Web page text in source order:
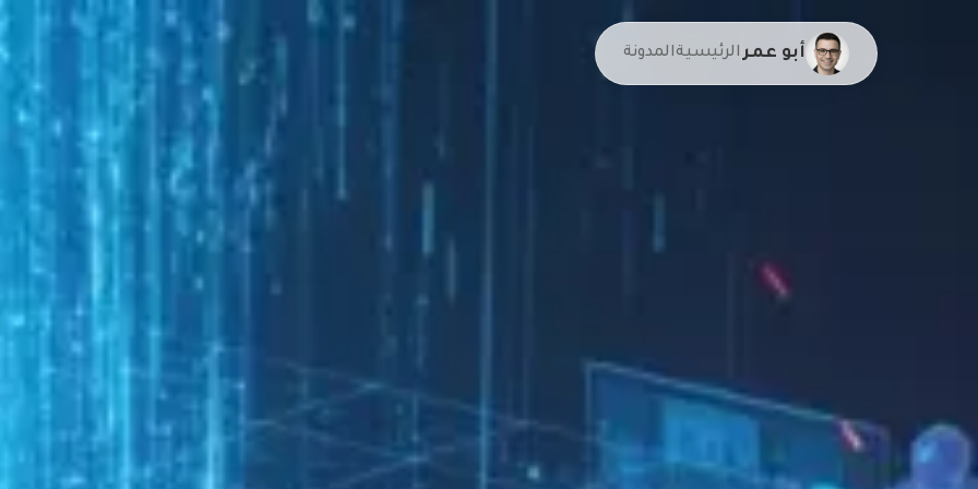
أبو عمرالرئيسيةالمدونة